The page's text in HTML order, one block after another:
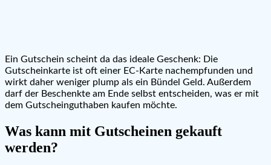
Ein Gutschein scheint da das ideale Geschenk: Die
Gutscheinkarte ist oft einer EC-Karte nachempfunden und
wirkt daher weniger plump als ein Bündel Geld. Außerdem
darf der Beschenkte am Ende selbst entscheiden, was er mit
dem Gutscheinguthaben kaufen möchte.
Was kann mit Gutscheinen gekauft
werden?